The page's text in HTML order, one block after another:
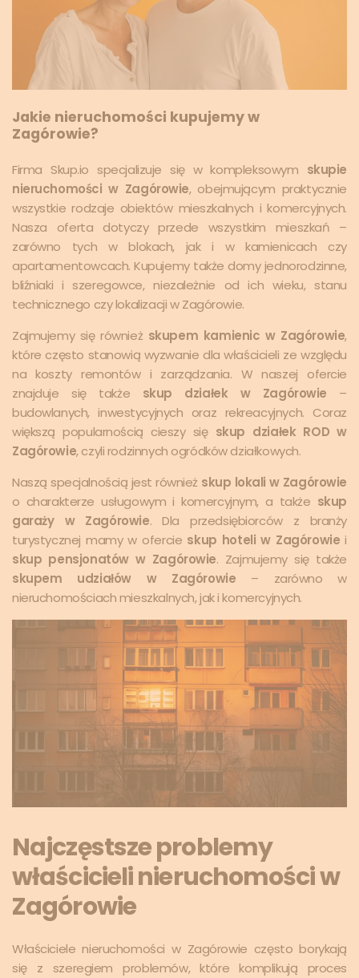
Jakie nieruchomości kupujemy w
Zagórowie?
Firma Skup.io specjalizuje się w kompleksowym skupie
nieruchomości w Zagórowie, obejmującym praktycznie
wszystkie rodzaje obiektów mieszkalnych i komercyjnych.
Nasza oferta dotyczy przede wszystkim mieszkań –
zarówno tych w blokach, jak i w kamienicach czy
apartamentowcach. Kupujemy także domy jednorodzinne,
bliźniaki i szeregowce, niezależnie od ich wieku, stanu
technicznego czy lokalizacji w Zagórowie.
Zajmujemy się również skupem kamienic w Zagórowie,
które często stanowią wyzwanie dla właścicieli ze względu
na koszty remontów i zarządzania. W naszej ofercie
znajduje się także skup działek w Zagórowie –
budowlanych, inwestycyjnych oraz rekreacyjnych. Coraz
większą popularnością cieszy się skup działek ROD w
Zagórowie, czyli rodzinnych ogródków działkowych.
Naszą specjalnością jest również skup lokali w Zagórowie
o charakterze usługowym i komercyjnym, a także skup
garaży w Zagórowie. Dla przedsiębiorców z branży
turystycznej mamy w ofercie skup hoteli w Zagórowie i
skup pensjonatów w Zagórowie. Zajmujemy się także
skupem udziałów w Zagórowie – zarówno w
nieruchomościach mieszkalnych, jak i komercyjnych.
Najczęstsze problemy
właścicieli nieruchomości w
Zagórowie
Właściciele nieruchomości w Zagórowie często borykają
się z szeregiem problemów, które komplikują proces